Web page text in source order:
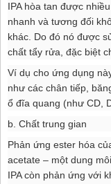
IPA hòa tan được
nhanh và tương đối
khác. Do đó nó được
chất tẩy rửa, đặc biệt
Ví dụ cho ứng dụng
như các chân tiếp,
ổ đĩa quang (như CD,
b. Chất trung gian
Phản ứng ester hóa
acetate – một dung
IPA còn phản ứng với